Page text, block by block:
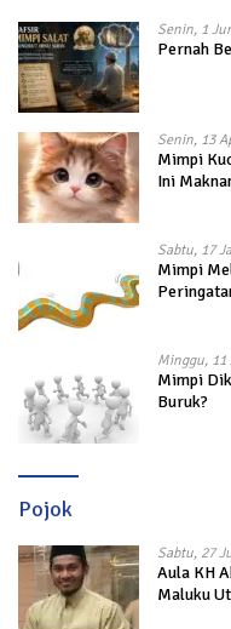
Senin, 1
Pernah
Senin, 13
Mimpi
Ini
Sabtu, 17
Mimpi
Minggu, 11
Mimpi
Buruk?
Pojok
Sabtu, 27
Aula KH
Maluku